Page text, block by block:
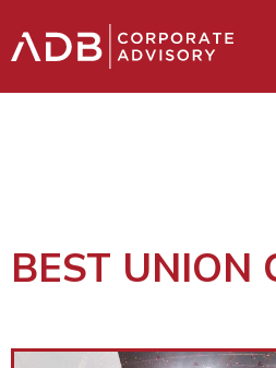
BEST UNION